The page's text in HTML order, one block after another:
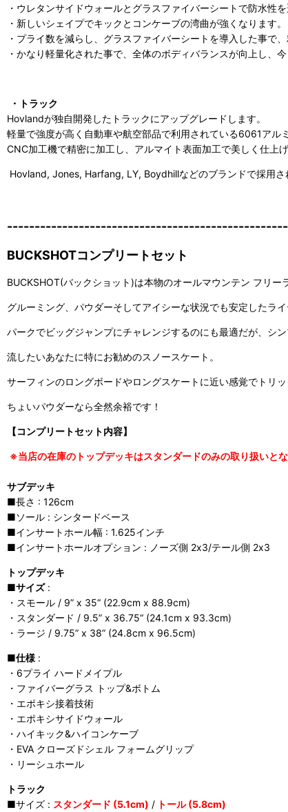
・ウレタンサイドウォールとグラスファイバーシートで防水性
・新しいシェイプでキックとコンケーブの湾曲が強くなります。
・プライ数を減らし、グラスファイバーシートを導入した事で
・かなり軽量化された事で、全体のボディバランスが向上し、
・トラック
Hovlandが独自開発したトラックにアップグレードします。
軽量で強度が高く自動車や航空部品で利用されている6061アル
CNC加工機で精密に加工し、アルマイト表面加工で美しく仕上
Hovland, Jones, Harfang, LY, Boydhillなどのブランドで採用
BUCKSHOTコンプリートセット
BUCKSHOT(バックショット)は本物のオールマウンテン フリー
グルーミング、パウダーそしてアイシーな状況でも安定したライ
パークでビッグジャンプにチャレンジするのにも最適だが、シ
流したいあなたに特にお勧めのスノースケート。
サーフィンのロングボードやロングスケートに近い感覚でトリ
ちょいパウダーなら全然余裕です！
【コンプリートセット内容】
※当店の在庫のトップデッキはスタンダードのみの取り扱いとな
サブデッキ
■長さ : 126cm
■ソール : シンタードベース
■インサートホール幅 : 1.625インチ
■インサートホールオプション : ノーズ側 2x3/テール側 2x3
トップデッキ
■サイズ:
・スモール / 9” x 35“ (22.9cm x 88.9cm)
・スタンダード / 9.5” x 36.75“ (24.1cm x 93.3cm)
・ラージ / 9.75” x 38” (24.8cm x 96.5cm)
■仕様 :
・6プライ ハードメイプル
・ファイバーグラス トップ&ボトム
・エポキシ接着技術
・エポキシサイドウォール
・ハイキック&ハイコンケーブ
・EVA クローズドシェル フォームグリップ
・リーシュホール
トラック
■サイズ : スタンダード (5.1cm) / トール (5.8cm)